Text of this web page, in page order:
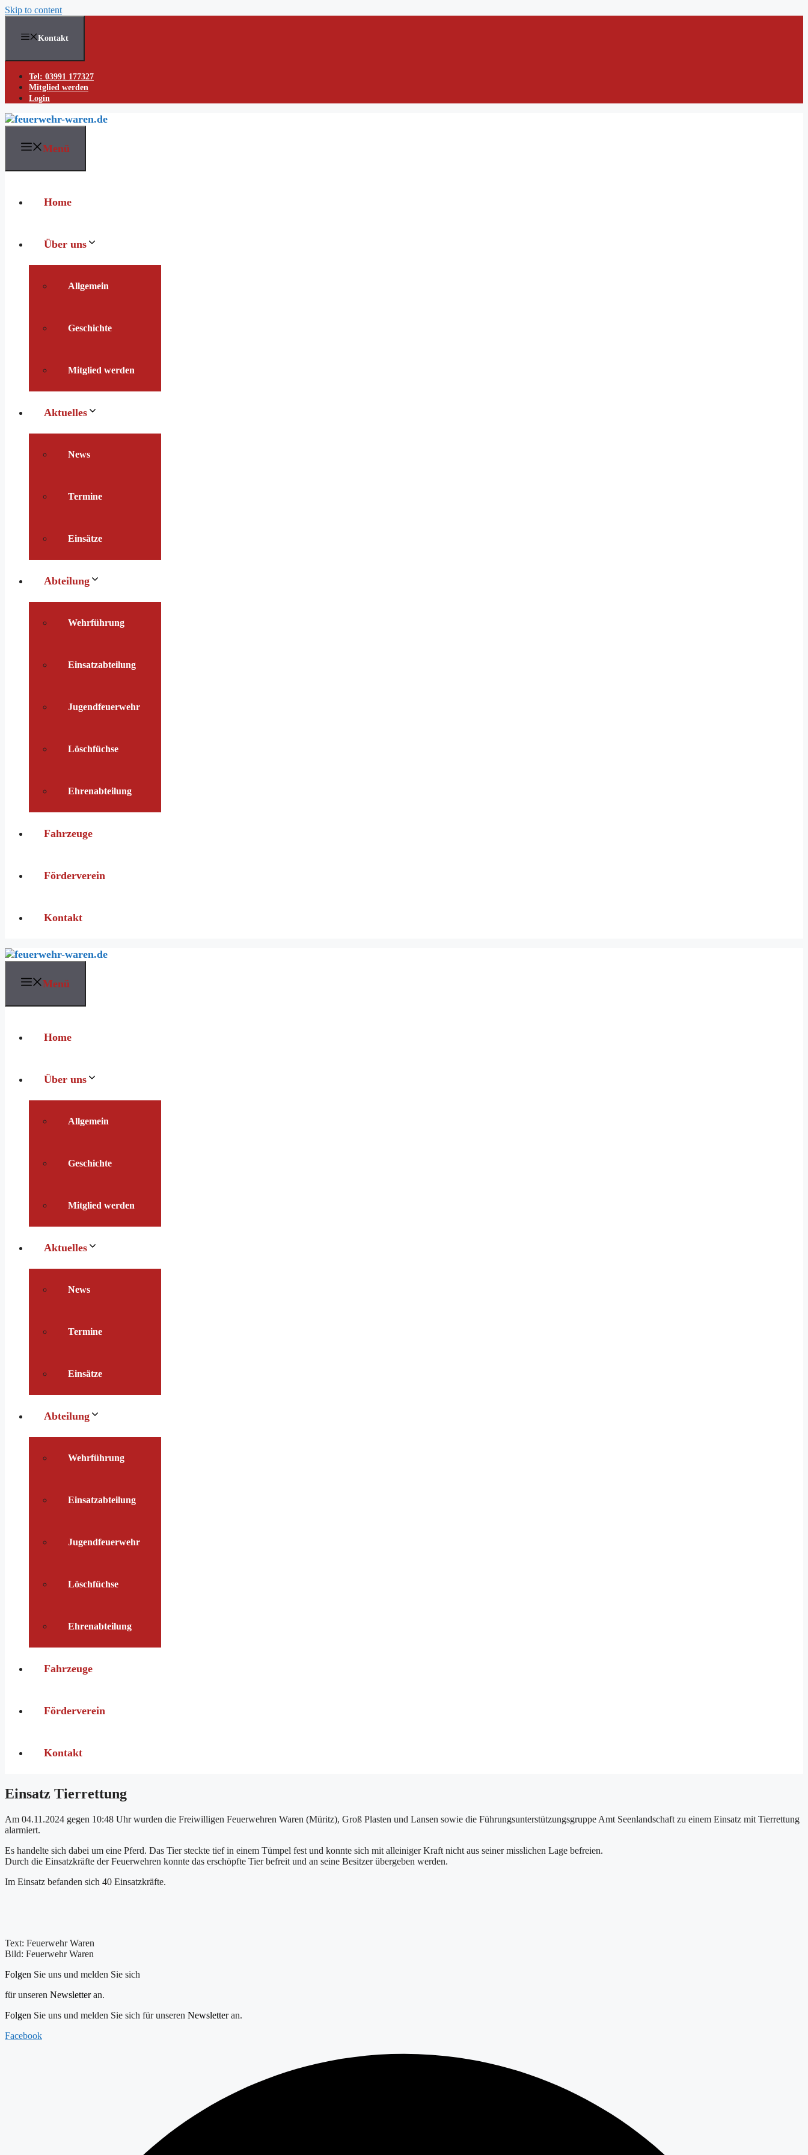
Skip to content
Kontakt
Tel: 03991 177327
Mitglied werden
Login
Menü
Home
Über uns
Allgemein
Geschichte
Mitglied werden
Aktuelles
News
Termine
Einsätze
Abteilung
Wehrführung
Einsatzabteilung
Jugendfeuerwehr
Löschfüchse
Ehrenabteilung
Fahrzeuge
Förderverein
Kontakt
Menü
Home
Über uns
Allgemein
Geschichte
Mitglied werden
Aktuelles
News
Termine
Einsätze
Abteilung
Wehrführung
Einsatzabteilung
Jugendfeuerwehr
Löschfüchse
Ehrenabteilung
Fahrzeuge
Förderverein
Kontakt
Einsatz Tierrettung
Am 04.11.2024 gegen 10:48 Uhr wurden die Freiwilligen Feuerwehren Waren (Müritz), Groß Plasten und Lansen sowie die Führungsunterstützungsgruppe Amt Seenlandschaft zu einem Einsatz mit Tierrettung
alarmiert.
Es handelte sich dabei um eine Pferd. Das Tier steckte tief in einem Tümpel fest und konnte sich mit alleiniger Kraft nicht aus seiner misslichen Lage befreien.
Durch die Einsatzkräfte der Feuerwehren konnte das erschöpfte Tier befreit und an seine Besitzer übergeben werden.
Im Einsatz befanden sich 40 Einsatzkräfte.
Text: Feuerwehr Waren
Bild: Feuerwehr Waren
Folgen Sie uns und melden Sie sich
für unseren Newsletteran.
Folgen Sie uns und melden Sie sich für unseren Newsletteran.
Facebook